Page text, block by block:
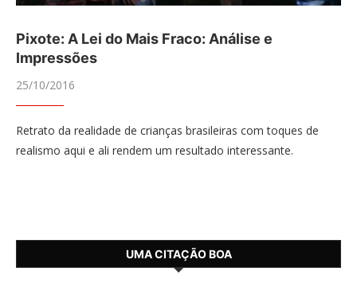
Pixote: A Lei do Mais Fraco: Análise e
Impressões
25/10/2016
Retrato da realidade de crianças brasileiras com toques de
realismo aqui e ali rendem um resultado interessante.
UMA CITAÇÃO BOA